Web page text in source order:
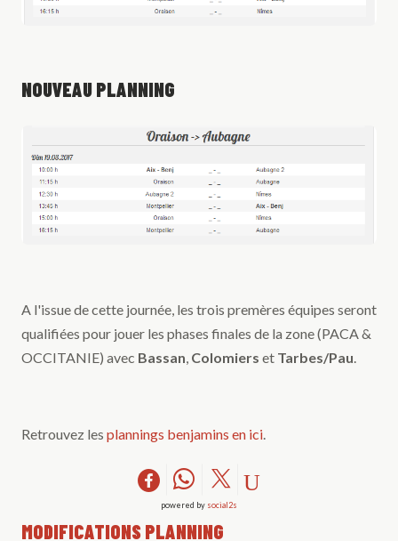
NOUVEAU PLANNING
A l'issue de cette journée, les trois premères équipes seront
qualifiées pour jouer les phases finales de la zone (PACA &
OCCITANIE) avec Bassan Colomiers et Tarbes/Pau
Retrouvez les plannings benjamins en ici
powered by social2s
MODIFICATIONS PLANNING